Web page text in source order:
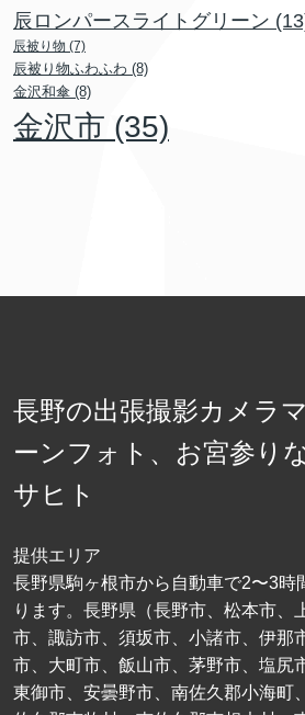
辰ロンパースライトグリーン
辰被り物 (7)
辰被り物ふわふわ (8)
金沢和傘 (8)
金沢市 (35)
長野の出張撮影カメラ
ーンフォト、お宮参り
サヒト
提供エリア
長野県駒ヶ根市から自動車で2〜3時
ります。長野県（長野市、松本市、
市、諏訪市、須坂市、小諸市、伊那
市、大町市、飯山市、茅野市、塩尻
東御市、安曇野市、南佐久郡小海町